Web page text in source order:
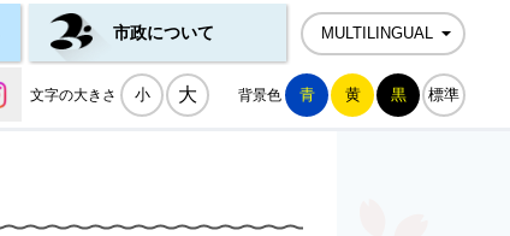
市政について MULTILINGUAL
文字の大きさ 小 大 背景色 青 黄 黒 標準